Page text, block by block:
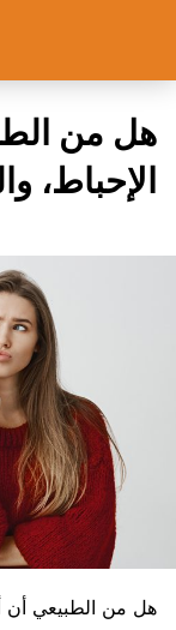
هل من
الإحباط،
هل من الطبيعي أن